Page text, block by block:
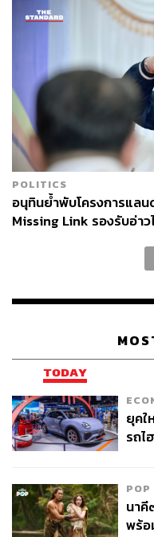
POLITICS
อนุทินย้ำพับโครงการแล
Missing Link รองรับอ่า
TODAY
ยุคใ
รถไ
POP
นาคี
พร้อ